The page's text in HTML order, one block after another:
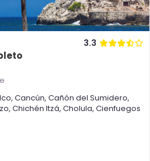
3.3
, Cancún, Cañón del Sumidero,
, Chichén Itzá, Cholula, Cienfuegos